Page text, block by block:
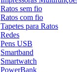
Ratos sem fio
Ratos com fio
Tapetes para Ratos
Redes
Pens USB
Smartband
Smartwatch
PowerBank